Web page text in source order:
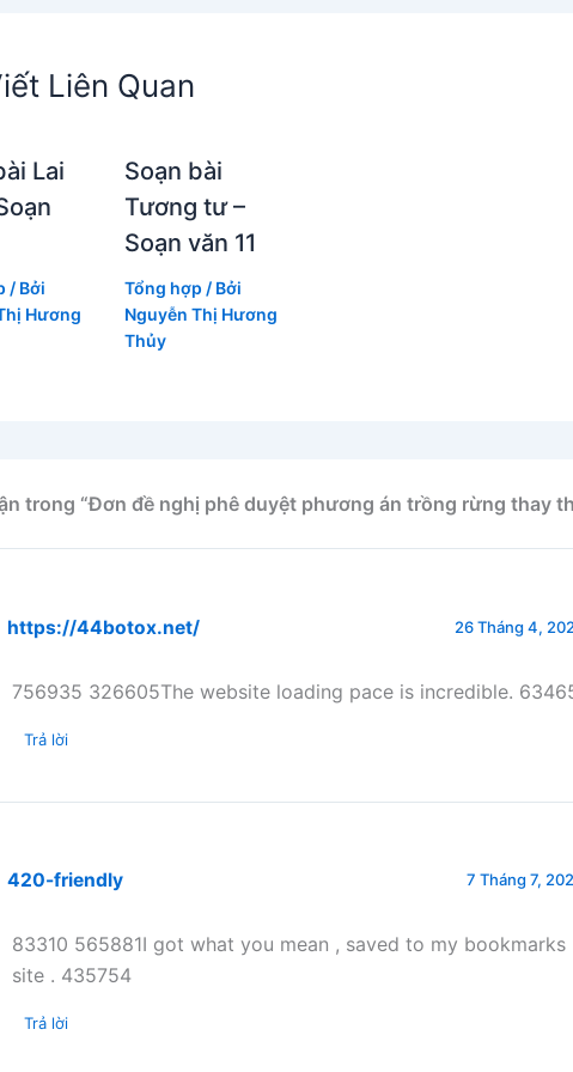
Liên Quan
Lai
/ Bởi
Hương
Soạn bài
Tương tư –
Soạn văn 11
Tổng hợp / Bởi
Nguyễn Thị Hương
Thủy
trong “Đơn đề nghị phê duyệt phương án trồng rừng thay
https://44botox.net/ 26 Tháng 4,
756935 326605The website loading pace is incredible.
Trả lời
420-friendly 7 Tháng 7,
83310 565881I got what you mean , saved to my bookmarks
site . 435754
Trả lời